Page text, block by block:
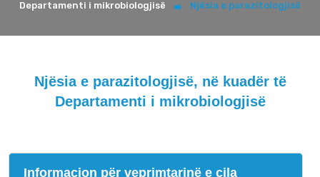
Departamenti i mikrobiologjisë
Njësia e parazitologjisë
Njësia e parazitologjisë, në kuadër të
Departamenti i mikrobiologjisë
Informacion për veprimtarinë e cila